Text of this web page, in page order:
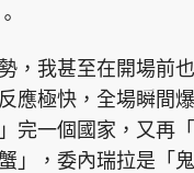
，我甚至在開場前
應極快，全場瞬間
完一個國家，又再
」，委內瑞拉是「